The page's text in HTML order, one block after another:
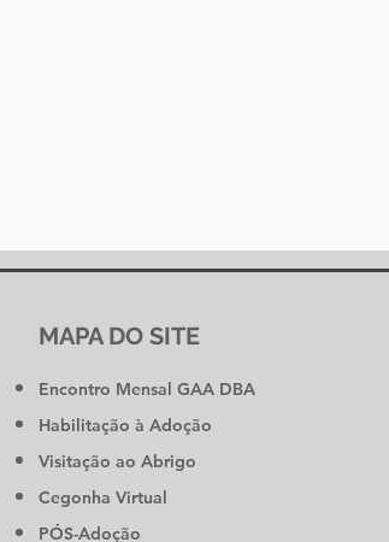
MAPA DO SITE
Encontro Mensal GAA DBA
Habilitação à Adoção
Visitação ao Abrigo
Cegonha Virtual
PÓS-Adoção